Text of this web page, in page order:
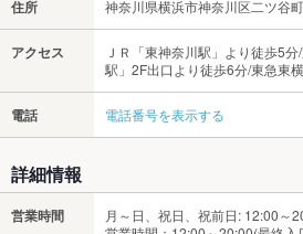
住所 神奈川県横浜市神奈川区二ツ谷
アクセス
ＪＲ「東神奈川駅」より徒歩5
駅」2F出口より徒歩6分/東急東
電話 電話番号を表示する
詳細情報
営業時間
月～日、祝日、祝前日: 12:00～